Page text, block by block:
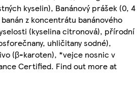
kyselin), Banánový prášek (0, 4
z koncentrátu banánového
(kyselina citronová), přírodní
uhličitany sodné),
(β-karoten), *vejce nosnic v
Certified. Find out more at